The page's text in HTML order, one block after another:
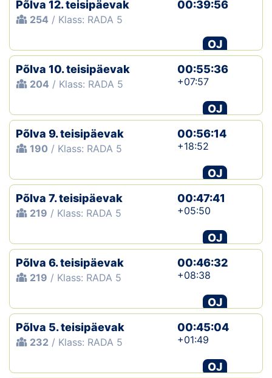
Põlva 12. teisipäevak
254 / Klass: RADA 5
00:39:56
OJ
Põlva 10. teisipäevak
204 / Klass: RADA 5
00:55:36
+07:57
OJ
Põlva 9. teisipäevak
190 / Klass: RADA 5
00:56:14
+18:52
OJ
Põlva 7. teisipäevak
219 / Klass: RADA 5
00:47:41
+05:50
OJ
Põlva 6. teisipäevak
219 / Klass: RADA 5
00:46:32
+08:38
OJ
Põlva 5. teisipäevak
232 / Klass: RADA 5
00:45:04
+01:49
OJ